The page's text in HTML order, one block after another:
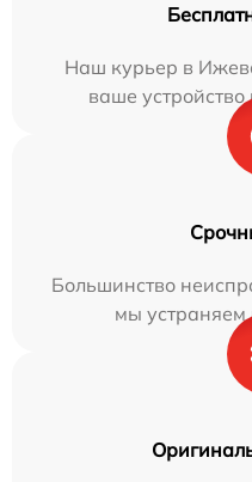
Наш курьер в
ваше
Большинство
мы устраняем